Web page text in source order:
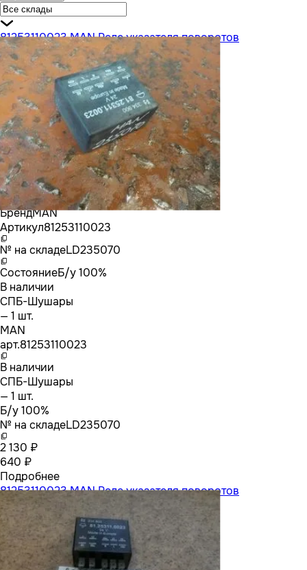
81253110023 MAN Реле указателя поворотов
БрендMAN
Артикул81253110023
№ на складеLD235070
СостояниеБ/у 100%
В наличии
СПБ-Шушары
— 1 шт.
MAN
арт.81253110023
В наличии
СПБ-Шушары
— 1 шт.
Б/у 100%
№ на складеLD235070
2 130 ₽
640 ₽
Подробнее
81253110023 MAN Реле указателя поворотов